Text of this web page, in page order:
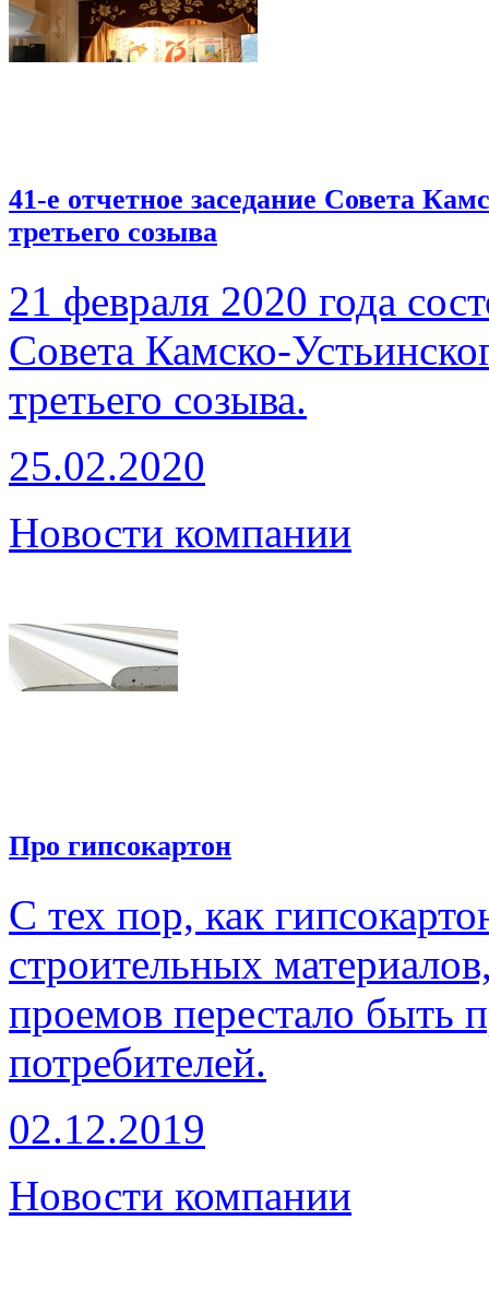
41-е отчетное заседание Совета
третьего созыва
21 февраля 2020 года
Совета Камско-
третьего созыва.
25.02.2020
Новости компании
Про гипсокартон
С тех пор, как
строительных
проемов перестало быть
потребителей.
02.12.2019
Новости компании